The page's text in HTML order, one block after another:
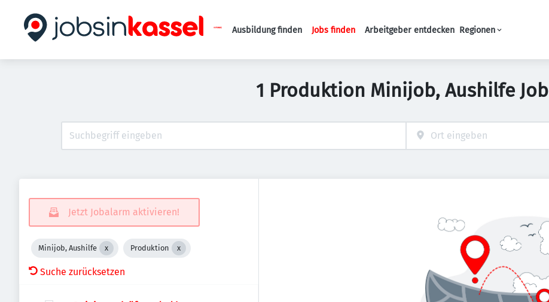
Haupt-Navigation
Ausbildung finden Jobs finden Arbeitgeber entdecken Regionen
1 Produktion Minijob, Aushilfe Job
Jetzt Jobalarm aktivieren!
Minijob, Aushilfe Produktion
Suche zurücksetzen